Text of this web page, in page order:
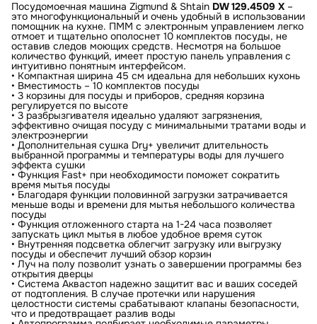
Посудомоечная машина Zigmund & Shtain DW 129.4509 X –
это многофункциональный и очень удобный в использовании
помощник на кухне. ПММ с электронным управлением легко
отмоет и тщательно ополоснет 10 комплектов посуды, не
оставив следов моющих средств. Несмотря на большое
количество функций, имеет простую панель управления с
интуитивно понятным интерфейсом.
• Компактная ширина 45 см идеальна для небольших кухонь
• Вместимость – 10 комплектов посуды
• 3 корзины для посуды и приборов, средняя корзина
регулируется по высоте
• 3 разбрызгивателя идеально удаляют загрязнения,
эффективно очищая посуду с минимальными тратами воды и
электроэнергии
• Дополнительная сушка Dry+ увеличит длительность
выбранной программы и температуры воды для лучшего
эффекта сушки
• Функция Fast+ при необходимости поможет сократить
время мытья посуды
• Благодаря функции половинной загрузки затрачивается
меньше воды и времени для мытья небольшого количества
посуды
• Функция отложенного старта на 1-24 часа позволяет
запускать цикл мытья в любое удобное время суток
• Внутренняя подсветка облегчит загрузку или выгрузку
посуды и обеспечит лучший обзор корзин
• Луч на полу позволит узнать о завершении программы без
открытия дверцы
• Система Аквастоп надежно защитит вас и ваших соседей
от подтопления. В случае протечки или нарушения
целостности системы срабатывают клапаны безопасности,
что и предотвращает разлив воды